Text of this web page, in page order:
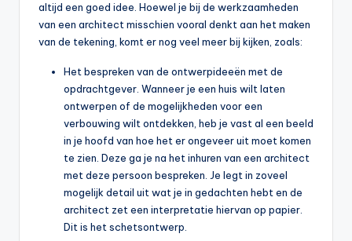
altijd een goed idee. Hoewel je bij de werkzaamheden
van een architect misschien vooral denkt aan het maken
van de tekening, komt er nog veel meer bij kijken, zoals:
Het bespreken van de ontwerpideeën met de
opdrachtgever. Wanneer je een huis wilt laten
ontwerpen of de mogelijkheden voor een
verbouwing wilt ontdekken, heb je vast al een beeld
in je hoofd van hoe het er ongeveer uit moet komen
te zien. Deze ga je na het inhuren van een architect
met deze persoon bespreken. Je legt in zoveel
mogelijk detail uit wat je in gedachten hebt en de
architect zet een interpretatie hiervan op papier.
Dit is het schetsontwerp.